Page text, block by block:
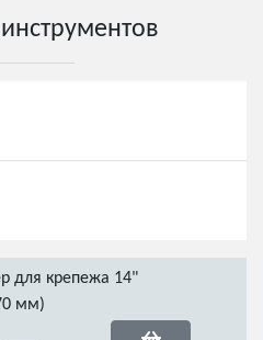
для крепежа 14"
мм)